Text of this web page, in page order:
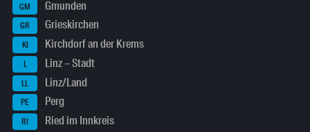
GM Gmunden
GR Grieskirchen
KI Kirchdorf an der Krems
L Linz – Stadt
LL Linz/Land
PE Perg
RI Ried im Innkreis